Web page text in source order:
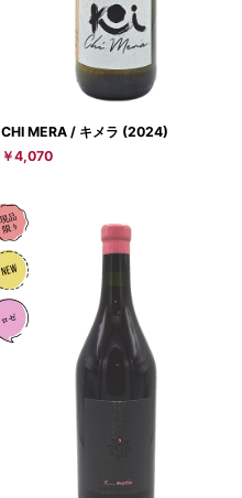
CHI MERA / キメラ (2024)
￥4,070